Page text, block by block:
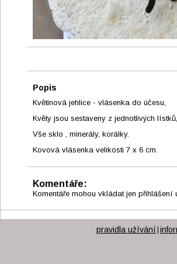
Popis
Květinová jehlice - vlásenka do účesu,
Květy jsou sestaveny z jednotlivých
Vše sklo , minerály, korálky.
Kovová vlásenka velikosti 7 x 6 cm.
Komentáře:
Komentáře mohou vkládat jen přihlášení
pravidla užívání